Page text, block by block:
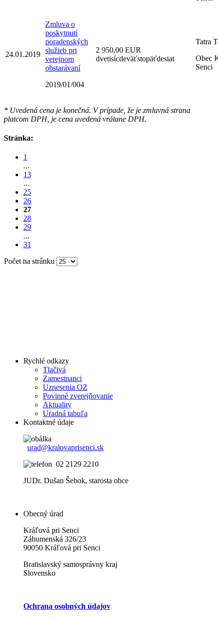
24.01.2019
Zmluva o
poskytnutí
poradenských
služieb pri
verejnom
obstarávaní
2019/01/004
2 950,00 EUR
dvetisícdeväťstopäťdesiat
Tatra
Obec
Senci
* Uvedená cena je konečná. V prípade, že je zmluvná strana
platcom DPH, je cena uvedená vrátane DPH.
Stránka:
1
...
13
...
25
26
27
28
29
...
31
Počet na stránku
Rychlé odkazy
Tlačivá
Zamestnanci
Uznesenia OZ
Povinné zverejňovanie
Aktuality
Uradná tabuľa
Kontaktné údaje
urad@kralovaprisenci.sk
02 2129 2210
JUDr. Dušan Šebok, starosta obce
Obecný úrad
Kráľová pri Senci
Záhumenská 326/23
90050 Kráľová pri Senci
Bratislavský samosprávny kraj
Slovensko
Ochrana osobných údajov